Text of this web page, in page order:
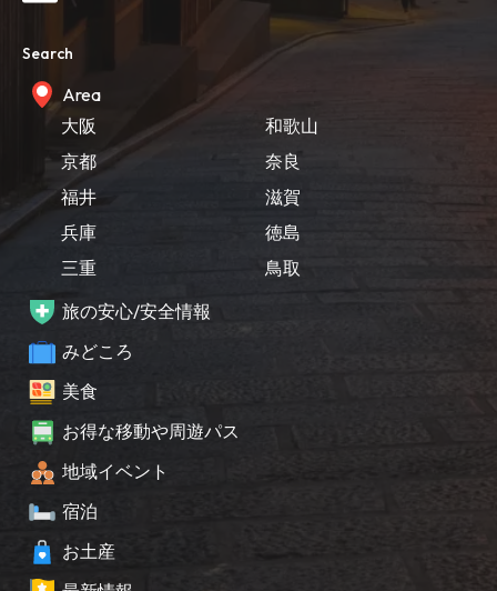
Search
Area
大阪
京都
福井
兵庫
三重
和歌山
奈良
滋賀
徳島
鳥取
旅の安心/安全情報
みどころ
美食
お得な移動や周遊パス
地域イベント
宿泊
お土産